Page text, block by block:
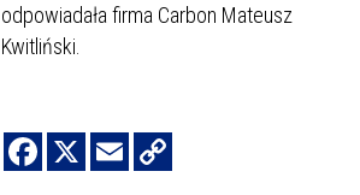
odpowiadała firma Carbon Mateusz
Kwitliński.